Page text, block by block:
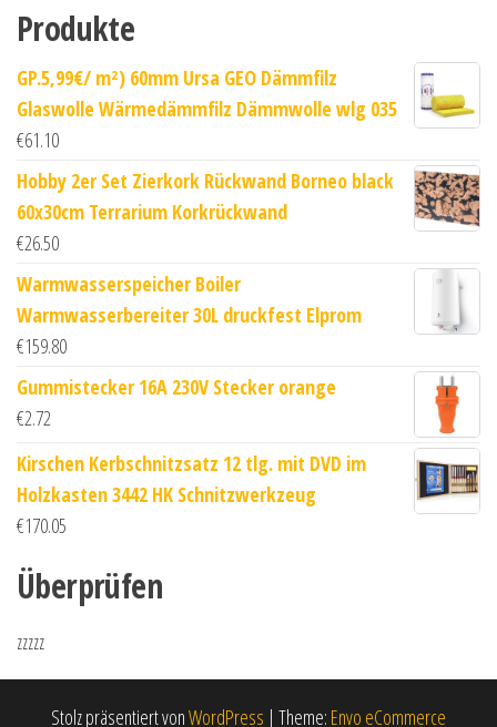
Produkte
GP.5,99€/ m²) 60mm Ursa GEO Dämmfilz
Glaswolle Wärmedämmfilz Dämmwolle wlg 035
€61.10
Hobby 2er Set Zierkork Rückwand Borneo black
60x30cm Terrarium Korkrückwand
€26.50
Warmwasserspeicher Boiler
Warmwasserbereiter 30L druckfest Elprom
€159.80
Gummistecker 16A 230V Stecker orange
€2.72
Kirschen Kerbschnitzsatz 12 tlg. mit DVD im
Holzkasten 3442 HK Schnitzwerkzeug
€170.05
Überprüfen
zzzzz
Stolz präsentiert vonWordPress | Theme: Envo eCommerce